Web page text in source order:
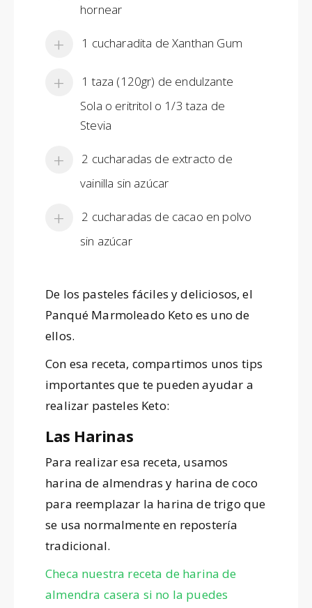
hornear
1 cucharadita de Xanthan Gum
1 taza (120gr) de endulzante
Sola o eritritol o 1/3 taza de
Stevia
2 cucharadas de extracto de
vainilla sin azúcar
2 cucharadas de cacao en polvo
sin azúcar
De los pasteles fáciles y deliciosos, el
Panqué Marmoleado Keto es uno de
ellos.
Con esa receta, compartimos unos tips
importantes que te pueden ayudar a
realizar pasteles Keto:
Las Harinas
Para realizar esa receta, usamos
harina de almendras y harina de coco
para reemplazar la harina de trigo que
se usa normalmente en repostería
tradicional.
Checa nuestra receta de harina de
almendra casera si no la puedes